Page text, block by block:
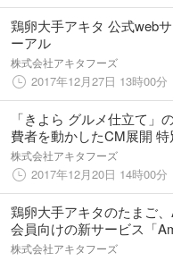
鶏卵大手アキタ 公式web
ーアル
株式会社アキタフーズ
2017年12月27日 13時00分
「きよら グルメ仕立て
費者を動かしたCM展開
株式会社アキタフーズ
2017年12月20日 14時00分
鶏卵大手アキタのたまご
会員向けの新サービス「
ュ」にて取扱い開始
株式会社アキタフーズ